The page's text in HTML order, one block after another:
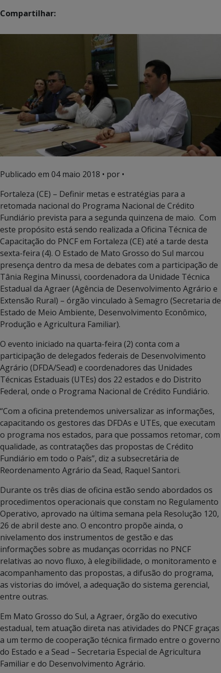
Compartilhar:
Publicado em 04 maio 2018 • por •
Fortaleza (CE) – Definir metas e estratégias para a
retomada nacional do Programa Nacional de Crédito
Fundiário prevista para a segunda quinzena de maio. Com
este propósito está sendo realizada a Oficina Técnica de
Capacitação do PNCF em Fortaleza (CE) até a tarde desta
sexta-feira (4). O Estado de Mato Grosso do Sul marcou
presença dentro da mesa de debates com a participação de
Tânia Regina Minussi, coordenadora da Unidade Técnica
Estadual da Agraer (Agência de Desenvolvimento Agrário e
Extensão Rural) – órgão vinculado à Semagro (Secretaria de
Estado de Meio Ambiente, Desenvolvimento Econômico,
Produção e Agricultura Familiar).
O evento iniciado na quarta-feira (2) conta com a
participação de delegados federais de Desenvolvimento
Agrário (DFDA/Sead) e coordenadores das Unidades
Técnicas Estaduais (UTEs) dos 22 estados e do Distrito
Federal, onde o Programa Nacional de Crédito Fundiário.
“Com a oficina pretendemos universalizar as informações,
capacitando os gestores das DFDAs e UTEs, que executam
o programa nos estados, para que possamos retomar, com
qualidade, as contratações das propostas de Crédito
Fundiário em todo o País”, diz a subsecretária de
Reordenamento Agrário da Sead, Raquel Santori.
Durante os três dias de oficina estão sendo abordados os
procedimentos operacionais que constam no Regulamento
Operativo, aprovado na última semana pela Resolução 120,
26 de abril deste ano. O encontro propõe ainda, o
nivelamento dos instrumentos de gestão e das
informações sobre as mudanças ocorridas no PNCF
relativas ao novo fluxo, à elegibilidade, o monitoramento e
acompanhamento das propostas, a difusão do programa,
as vistorias do imóvel, a adequação do sistema gerencial,
entre outras.
Em Mato Grosso do Sul, a Agraer, órgão do executivo
estadual, tem atuação direta nas atividades do PNCF graças
a um termo de cooperação técnica firmado entre o governo
do Estado e a Sead – Secretaria Especial de Agricultura
Familiar e do Desenvolvimento Agrário.